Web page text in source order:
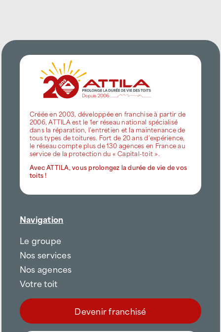
Créée en 2003, développée en franchise à partir de
2006, ATTILA est le 1er réseau national spécialisé
dans la réparation, l’entretien et la maintenance de
tous types de toitures. Fort de 20 ans d’expérience,
le réseau compte plus de 130 agences en France au
service de la protection du « Capital-toit ».
Avec ATTILA, vous prolongez la durée de vie de vos
toits !
Navigation
Le groupe
Nos services
Nos agences
Votre toit
Devenir franchisé